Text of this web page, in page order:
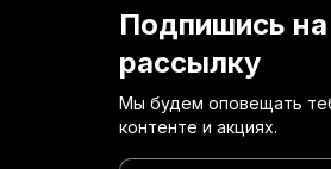
Подпишись
рассылку
Мы будем оповещать
контенте и акциях.